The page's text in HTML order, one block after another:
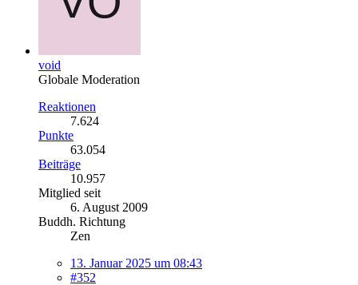
void
Globale Moderation
Reaktionen
7.624
Punkte
63.054
Beiträge
10.957
Mitglied seit
6. August 2009
Buddh. Richtung
Zen
13. Januar 2025 um 08:43
#352